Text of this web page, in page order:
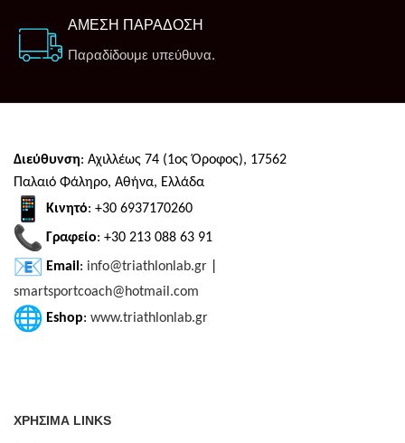
ΑΜΕΣΗ ΠΑΡΑΔΟΣΗ
Παραδίδουμε υπεύθυνα.
Διεύθυνση: Αχιλλέως 74 (1ος Όροφος), 17562
Παλαιό Φάληρο, Αθήνα, Ελλάδα
Κινητό: +30 6937170260
Γραφείο: +30 213 088 63 91
Email : info@triathlonlab.gr
smartsportcoach@hotmail.com
Eshop: www.triathlonlab.gr
ΧΡΗΣΙΜΑ LINKS